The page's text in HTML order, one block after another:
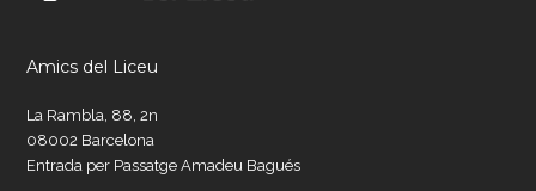
Amics del Liceu
La Rambla, 88, 2n
08002 Barcelona
Entrada per Passatge Amadeu Bagués